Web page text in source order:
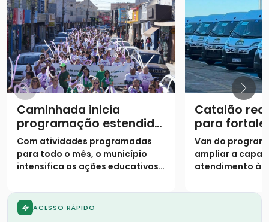
Caminhada inicia
programação estendida
do Agosto Lilás
Com atividades programadas
para todo o mês, o município
intensifica as ações educativas e
violência contra a mulher
Catalão
para
assistência
Van do
ampliar a
atendimento às
município
ACESSO RÁPIDO